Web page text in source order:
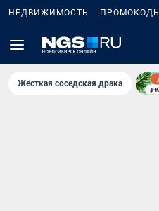
НЕДВИЖИМОСТЬ ПРОМОКОДЫ
Жёсткая соседская драка